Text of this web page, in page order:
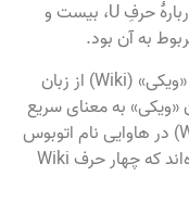
مقاله‌ای که در این دانشنامه جای دادند، دربارهٔ حرفِ U، بیست و
به آن بود.
دربارهٔ نام این دانشنامه گفته شده که واژهٔ «ویکی» (Wiki) از زبان
به معنای سریع
است و «ویکی ویکی باس» (Wiki Wiki Bus) در هاوایی نام اتوبوس
سریع‌السیر است. نیز این تعبیر را هم آورده‌اند که چهار حرف Wiki